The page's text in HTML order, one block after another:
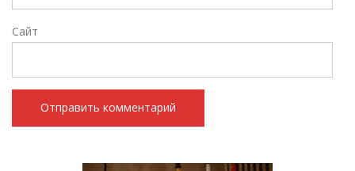
Сайт